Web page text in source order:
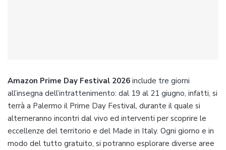
Amazon Prime Day Festival 2026 include tre giorni
all’insegna dell’intrattenimento: dal 19 al 21 giugno, infatti, si
terrà a Palermo il Prime Day Festival, durante il quale si
alterneranno incontri dal vivo ed interventi per scoprire le
eccellenze del territorio e del Made in Italy. Ogni giorno e in
modo del tutto gratuito, si potranno esplorare diverse aree